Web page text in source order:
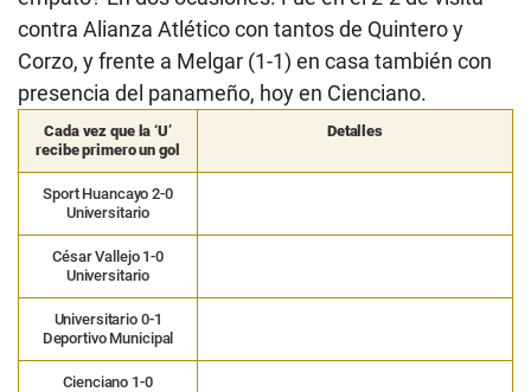
contra Alianza Atlético con tantos de Quintero y
Corzo, y frente a Melgar (1-1) en casa también con
presencia del panameño, hoy en Cienciano.
Cada vez que la ‘U’
recibe primero un gol
Detalles
Sport Huancayo 2-0
Universitario
César Vallejo 1-0
Universitario
Universitario 0-1
Deportivo Municipal
Cienciano 1-0